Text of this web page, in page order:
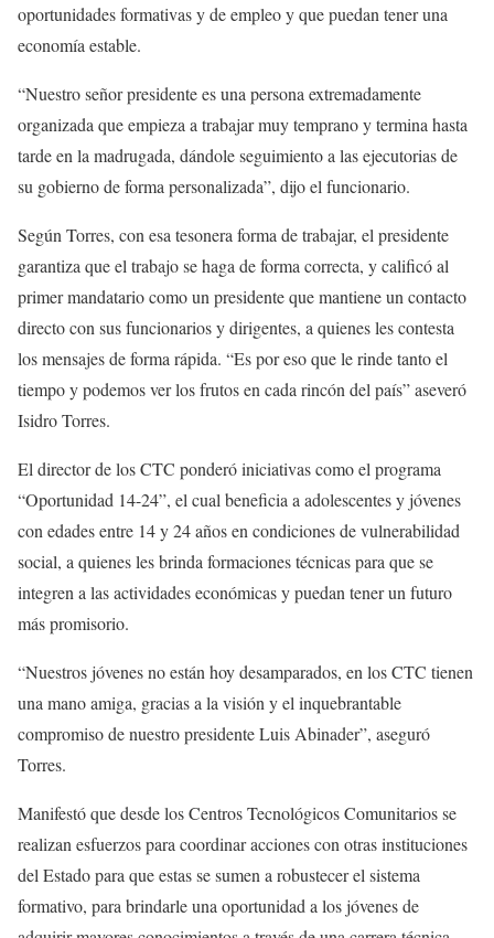
oportunidades formativas y de empleo y que puedan tener una
economía estable.
“Nuestro señor presidente es una persona extremadamente
organizada que empieza a trabajar muy temprano y termina hasta
tarde en la madrugada, dándole seguimiento a las ejecutorias de
su gobierno de forma personalizada”, dijo el funcionario.
Según Torres, con esa tesonera forma de trabajar, el presidente
garantiza que el trabajo se haga de forma correcta, y calificó al
primer mandatario como un presidente que mantiene un contacto
directo con sus funcionarios y dirigentes, a quienes les contesta
los mensajes de forma rápida. “Es por eso que le rinde tanto el
tiempo y podemos ver los frutos en cada rincón del país” aseveró
Isidro Torres.
El director de los CTC ponderó iniciativas como el programa
“Oportunidad 14-24”, el cual beneficia a adolescentes y jóvenes
con edades entre 14 y 24 años en condiciones de vulnerabilidad
social, a quienes les brinda formaciones técnicas para que se
integren a las actividades económicas y puedan tener un futuro
más promisorio.
“Nuestros jóvenes no están hoy desamparados, en los CTC tienen
una mano amiga, gracias a la visión y el inquebrantable
compromiso de nuestro presidente Luis Abinader”, aseguró
Torres.
Manifestó que desde los Centros Tecnológicos Comunitarios se
realizan esfuerzos para coordinar acciones con otras instituciones
del Estado para que estas se sumen a robustecer el sistema
formativo, para brindarle una oportunidad a los jóvenes de